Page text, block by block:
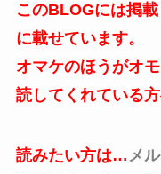
このBLOGには掲
に載せています。
オマケのほうがオ
読してくれている
読みたい方は…メ